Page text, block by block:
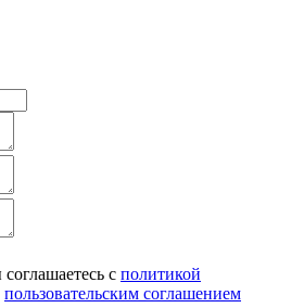
с политикой
пользовательским соглашением